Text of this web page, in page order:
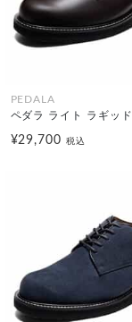
PEDALA
ペダラ ライト ラギッ
¥29,700税込